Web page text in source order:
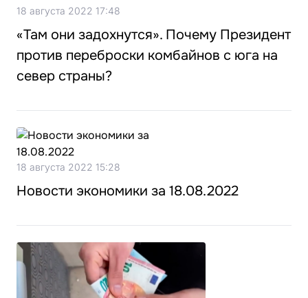
18 августа 2022 17:48
«Там они задохнутся». Почему Президент
против переброски комбайнов с юга на
север страны?
18 августа 2022 15:28
Новости экономики за 18.08.2022